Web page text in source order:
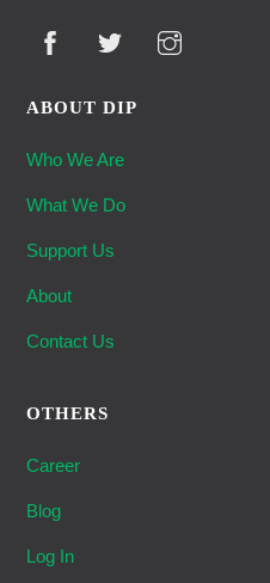
ABOUT DIP
Who We Are
What We Do
Support Us
About
Contact Us
OTHERS
Career
Blog
Log In